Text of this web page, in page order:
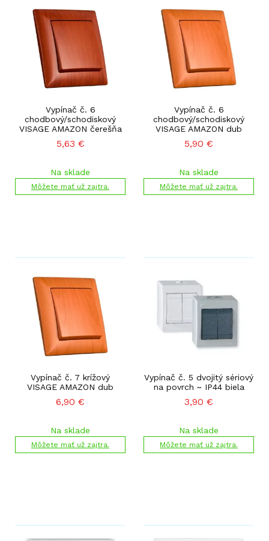
Vypínač č. 6
chodbový/schodiskový
VISAGE AMAZON čerešňa
5,63 €
Na sklade
Môžete mať už zajtra.
Vypínač č. 6
chodbový/schodiskový
VISAGE AMAZON dub
5,90 €
Na sklade
Môžete mať už zajtra.
Vypínač č. 7 krížový
VISAGE AMAZON dub
6,90 €
Na sklade
Môžete mať už zajtra.
Vypínač č. 5 dvojitý sériový
na povrch ~ IP44 biela
3,90 €
Na sklade
Môžete mať už zajtra.